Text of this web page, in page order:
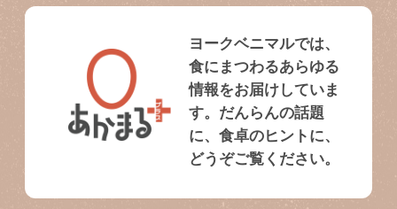
ヨークベニマルでは、
食にまつわるあらゆる
情報をお届けしていま
す。だんらんの話題
に、食卓のヒントに、
どうぞご覧ください。